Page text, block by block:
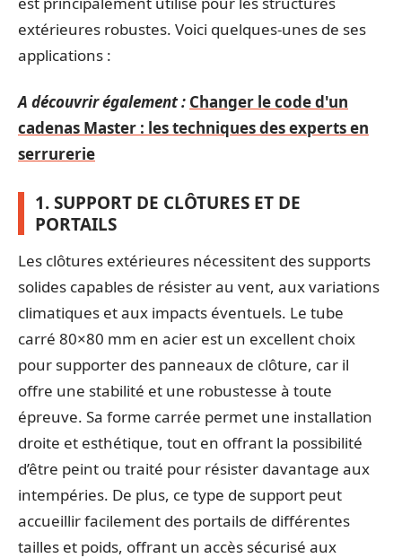
extérieures robustes. Voici quelques-unes de ses
applications :
A découvrir également : Changer le code d'un
cadenas Master : les techniques des experts en
serrurerie
1. SUPPORT DE CLÔTURES ET DE
PORTAILS
Les clôtures extérieures nécessitent des supports
solides capables de résister au vent, aux variations
climatiques et aux impacts éventuels. Le tube
carré 80×80 mm en acier est un excellent choix
pour supporter des panneaux de clôture, car il
offre une stabilité et une robustesse à toute
épreuve. Sa forme carrée permet une installation
droite et esthétique, tout en offrant la possibilité
d’être peint ou traité pour résister davantage aux
intempéries. De plus, ce type de support peut
accueillir facilement des portails de différentes
tailles et poids, offrant un accès sécurisé aux